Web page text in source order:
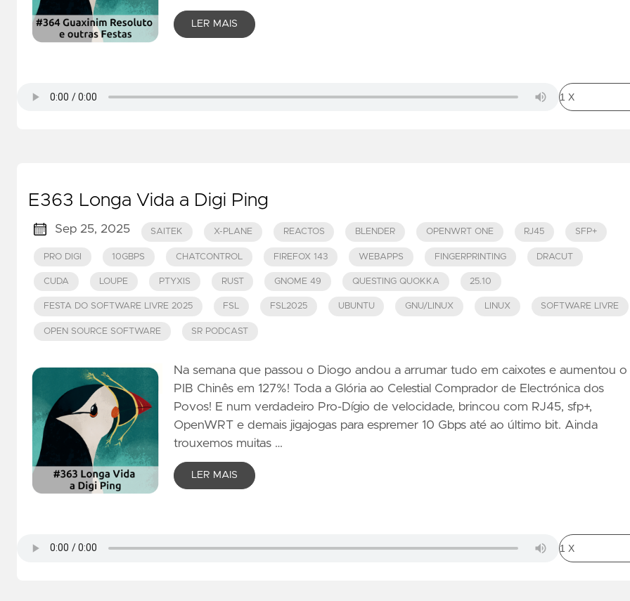
LER MAIS
E363 Longa Vida a Digi Ping
Sep 25, 2025 SAITEK X-PLANE REACTOS BLENDER OPENWRT ONE RJ45 SFP+
PRO DIGI 10GBPS CHATCONTROL FIREFOX 143 WEBAPPS FINGERPRINTING DRACUT
CUDA LOUPE PTYXIS RUST GNOME 49 QUESTING QUOKKA 25.10
FESTA DO SOFTWARE LIVRE 2025 FSL FSL2025 UBUNTU GNU/LINUX LINUX SOFTWARE LIVRE
OPEN SOURCE SOFTWARE SR PODCAST
Na semana que passou o Diogo andou a arrumar tudo em caixotes e aumentou o
PIB Chinês em 127%! Toda a Glória ao Celestial Comprador de Electrónica dos
Povos! E num verdadeiro Pro-Dígio de velocidade, brincou com RJ45, sfp+,
OpenWRT e demais jigajogas para espremer 10 Gbps até ao último bit. Ainda
trouxemos muitas …
LER MAIS